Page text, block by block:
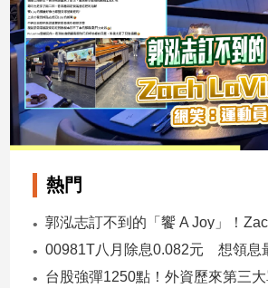
旅
遊/
美
食
星
座/
命
康/
熱門
00981T八月除息0.082元 想領息